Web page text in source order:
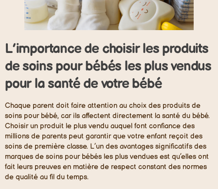
L’importance de choisir les produits
de soins pour bébés les plus vendus
pour la santé de votre bébé
Chaque parent doit faire attention au choix des produits de
soins pour bébé, car ils affectent directement la santé du bébé.
Choisir un produit le plus vendu auquel font confiance des
millions de parents peut garantir que votre enfant reçoit des
soins de première classe. L’un des avantages significatifs des
marques de soins pour bébés les plus vendues est qu’elles ont
fait leurs preuves en matière de respect constant des normes
de qualité au fil du temps.